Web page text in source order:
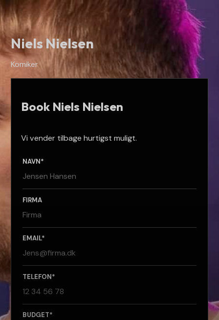
Spring til hovedindhold
Spring til sidefod
Book Niels Nielsen
Vi vender tilbage hurtigst muligt.
NAVN*
FIRMA
EMAIL*
TELEFON*
BUDGET*
Niels Nielsen
Komiker